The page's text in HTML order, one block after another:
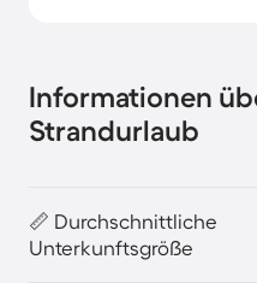
Informationen
Strandurlaub
📏 Durchschnittliche
Unterkunftsgröße